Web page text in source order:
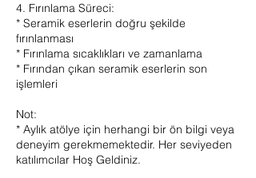
4. Fırınlama Süreci:
* Seramik eserlerin doğru şekilde
fırınlanması
* Fırınlama sıcaklıkları ve zamanlama
* Fırından çıkan seramik eserlerin son
işlemleri
Not:
* Aylık atölye için herhangi bir ön bilgi veya
deneyim gerekmemektedir. Her seviyeden
katılımcılar Hoş Geldiniz.